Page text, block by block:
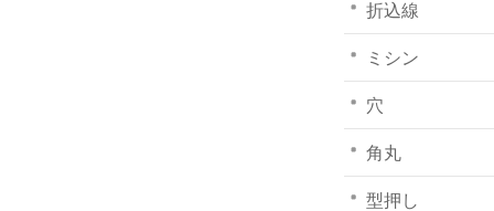
折込線
ミシン
穴
角丸
型押し